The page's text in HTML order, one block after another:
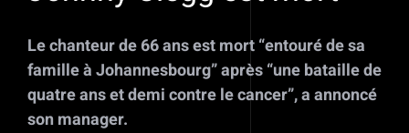
Le chanteur de 66 ans est mort “entouré de sa
famille à Johannesbourg” après “une bataille de
quatre ans et demi contre le cancer”, a annoncé
son manager.